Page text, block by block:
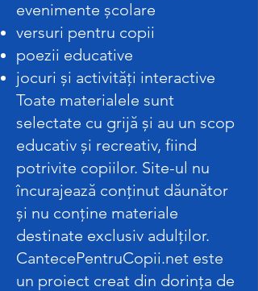
evenimente școlare
versuri pentru copii
poezii educative
jocuri și activități interactive
Toate materialele sunt
selectate cu grijă și au un scop
educativ și recreativ, fiind
potrivite copiilor. Site-ul nu
încurajează conținut dăunător
și nu conține materiale
destinate exclusiv adulților.
CantecePentruCopii.net este
un proiect creat din dorința de